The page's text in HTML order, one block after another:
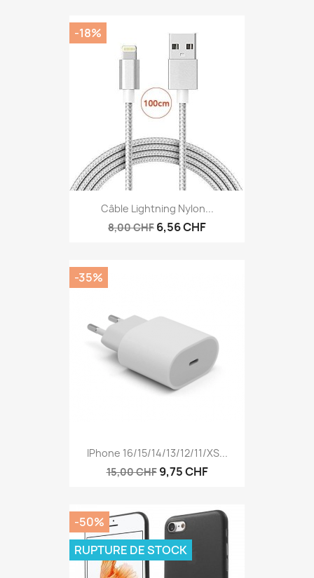
Câble Lightning Nylon...
8,00 CHF 6,56 CHF
-18%
IPhone 16/15/14/13/12/11/XS...
15,00 CHF 9,75 CHF
-35%
-50%
RUPTURE DE STOCK